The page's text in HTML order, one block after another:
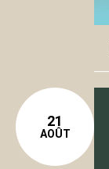
21
AOÛT